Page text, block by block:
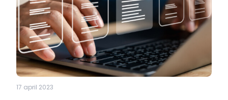
17 april 2023